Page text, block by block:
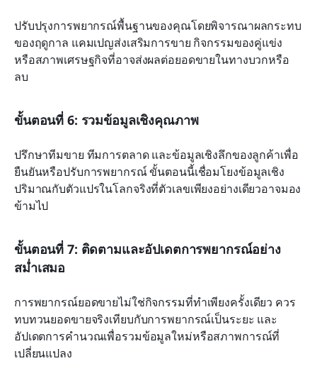
ปรับปรุงการพยากรณ์พื้นฐานของคุณโดยพิจารณาผลกระทบ
ของฤดูกาล แคมเปญส่งเสริมการขาย กิจกรรมของคู่แข่ง
หรือสภาพเศรษฐกิจที่อาจส่งผลต่อยอดขายในทางบวกหรือ
ลบ
ขั้นตอนที่ 6: รวมข้อมูลเชิงคุณภาพ
ปรึกษาทีมขาย ทีมการตลาด และข้อมูลเชิงลึกของลูกค้าเพื่อ
ยืนยันหรือปรับการพยากรณ์ ขั้นตอนนี้เชื่อมโยงข้อมูลเชิง
ปริมาณกับตัวแปรในโลกจริงที่ตัวเลขเพียงอย่างเดียวอาจมอง
ข้ามไป
ขั้นตอนที่ 7: ติดตามและอัปเดตการพยากรณ์อย่าง
สม่ำเสมอ
การพยากรณ์ยอดขายไม่ใช่กิจกรรมที่ทำเพียงครั้งเดียว ควร
ทบทวนยอดขายจริงเทียบกับการพยากรณ์เป็นระยะ และ
อัปเดตการคำนวณเพื่อรวมข้อมูลใหม่หรือสภาพการณ์ที่
เปลี่ยนแปลง